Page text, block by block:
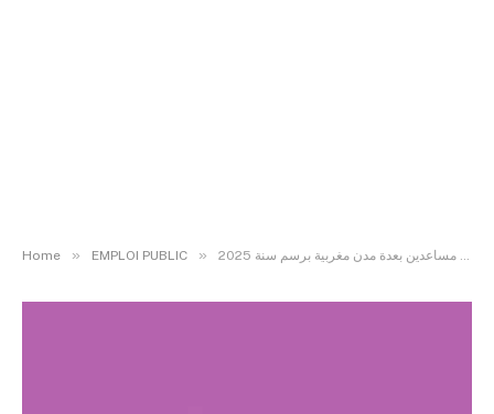
Home » EMPLOI PUBLIC » أنابيك: تشغيل سائقين وسائقين مساعدين بعدة مدن مغربية برسم سنة 2025